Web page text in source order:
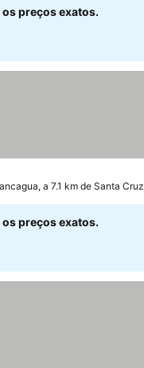
preços exatos.
a 7.1 km de Santa Cruz
preços exatos.